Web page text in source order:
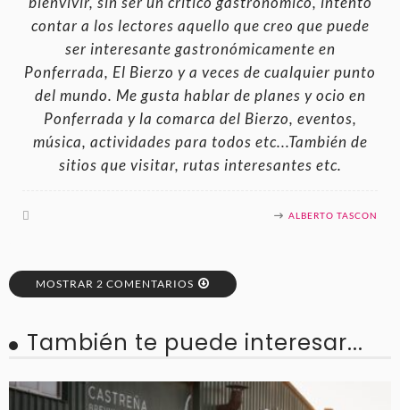
contar a los lectores aquello que creo que puede
ser interesante gastronómicamente en
Ponferrada, El Bierzo y a veces de cualquier punto
del mundo. Me gusta hablar de planes y ocio en
Ponferrada y la comarca del Bierzo, eventos,
música, actividades para todos etc...También de
sitios que visitar, rutas interesantes etc.
ALBERTO TASCON
MOSTRAR 2 COMENTARIOS
También te puede interesar...